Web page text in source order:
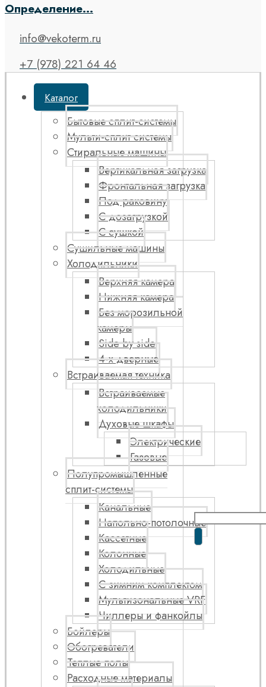
Определение...
info@vekoterm.ru
+7 (978) 221 64 46
Каталог
Бытовые сплит-системы
Мульти-сплит системы
Стиральные машины
Вертикальная загрузка
Фронтальная загрузка
Под раковину
С дозагрузкой
С сушкой
Сушильные машины
Холодильники
Верхняя камера
Нижняя камера
Без морозильной
камеры
Side by side
4-х дверные
Встраиваемая техника
Встраиваемые
холодильники
Духовые шкафы
Электрические
Газовые
Полупромышленные
сплит-системы
Канальные
Напольно-потолочные
Кассетные
Колонные
Холодильные
С зимним комплектом
Мультизональные VRF
Чиллеры и фанкойлы
Бойлеры
Обогреватели
Теплые полы
Расходные материалы